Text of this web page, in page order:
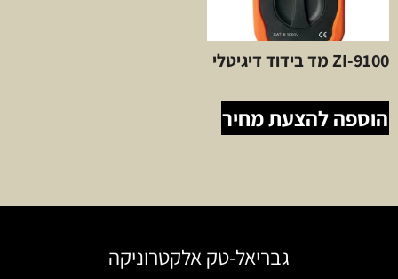
ZI-9100 מד בידוד דיגיטלי
הוספה להצעת מחיר
גבריאל-טק אלקטרוניקה